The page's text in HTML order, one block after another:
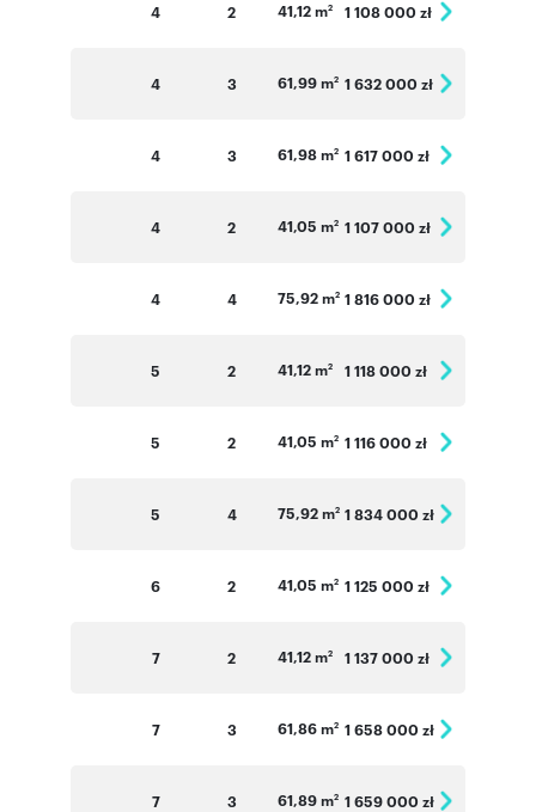
4 2 41,12 m2 1 108 000 zł
4 3 61,99 m2 1 632 000 zł
4 3 61,98 m2 1 617 000 zł
4 2 41,05 m2 1 107 000 zł
4 4 75,92 m2 1 816 000 zł
5 2 41,12 m2 1 118 000 zł
5 2 41,05 m2 1 116 000 zł
5 4 75,92 m2 1 834 000 zł
6 2 41,05 m2 1 125 000 zł
7 2 41,12 m2 1 137 000 zł
7 3 61,86 m2 1 658 000 zł
7 3 61,89 m2 1 659 000 zł